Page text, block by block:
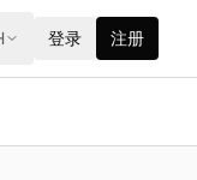
登录 注册